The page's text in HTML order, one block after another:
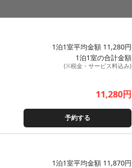
1泊1室平均金額 11,280円
1泊1室の合計金額
(※税金・サービス料込み)
11,280円
予約する
1泊1室平均金額 11,870円